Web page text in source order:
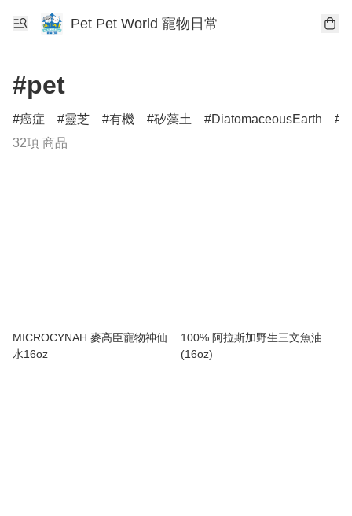
Pet Pet World 寵物日常
#pet
癌症 靈芝 有機 矽藻土 DiatomaceousEarth
32項 商品
MICROCYNAH 麥高臣寵物神仙
水16oz
100% 阿拉斯加野生三文魚油
(16oz)